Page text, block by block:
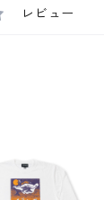
レビュー